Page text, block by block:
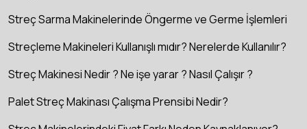
Streç Sarma Makinelerinde Öngerme ve Germe İşlemleri
Streçleme Makineleri Kullanışlı mıdır? Nerelerde Kullanılır?
Streç Makinesi Nedir ? Ne işe yarar ? Nasıl Çalışır ?
Palet Streç Makinası Çalışma Prensibi Nedir?